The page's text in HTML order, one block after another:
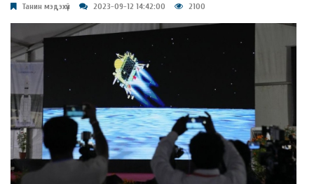
Танин мэдэхүй 2023-09-12 14:42:00 2100